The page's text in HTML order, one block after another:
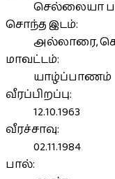
செல்லையா
சொந்த இடம்:
அல்லாரை,
மாவட்டம்:
யாழ்ப்பாணம்
வீரப்பிறப்பு:
12.10.1963
வீரச்சாவு:
02.11.1984
பால்: